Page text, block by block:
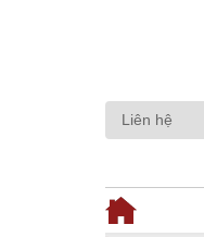
Liên hệ